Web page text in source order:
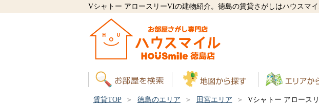
Vシャトー アロースリーVIの建物紹介。徳島の賃貸さがしはハウスマイ
賃貸TOP 徳島のエリア 田宮エリア Vシャトー アロース